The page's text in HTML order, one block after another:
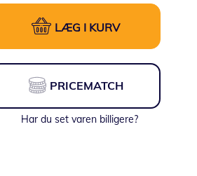
LÆG I KURV
PRICEMATCH
Har du set varen billigere?